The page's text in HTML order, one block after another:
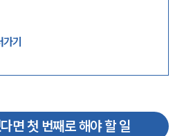
기
면 첫 번째로 해야 할 일